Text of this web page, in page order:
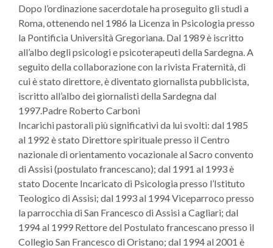
Dopo l’ordinazione sacerdotale ha proseguito gli studi a
Roma, ottenendo nel 1986 la Licenza in Psicologia presso
la Pontificia Università Gregoriana. Dal 1989 è iscritto
all’albo degli psicologi e psicoterapeuti della Sardegna. A
seguito della collaborazione con la rivista Fraternità, di
cui è stato direttore, è diventato giornalista pubblicista,
iscritto all’albo dei giornalisti della Sardegna dal
1997.Padre Roberto Carboni
Incarichi pastorali più significativi da lui svolti: dal 1985
al 1992 è stato Direttore spirituale presso il Centro
nazionale di orientamento vocazionale al Sacro convento
di Assisi (postulato francescano); dal 1991 al 1993 è
stato Docente Incaricato di Psicologia presso l’Istituto
Teologico di Assisi; dal 1993 al 1994 Viceparroco presso
la parrocchia di San Francesco di Assisi a Cagliari; dal
1994 al 1999 Rettore del Postulato francescano presso il
Collegio San Francesco di Oristano; dal 1994 al 2001 è